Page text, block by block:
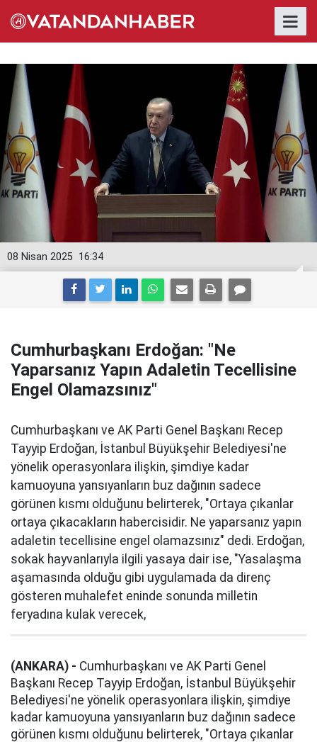
16:34
08 Nisan 2025
Cumhurbaşkanı Erdoğan: "Ne
Yaparsanız Yapın Adaletin Tecellisine
Engel Olamazsınız"
Cumhurbaşkanı ve AK Parti Genel Başkanı Recep
Tayyip Erdoğan, İstanbul Büyükşehir Belediyesi'ne
yönelik operasyonlara ilişkin, şimdiye kadar
kamuoyuna yansıyanların buz dağının sadece
görünen kısmı olduğunu belirterek, "Ortaya çıkanlar
ortaya çıkacakların habercisidir. Ne yaparsanız yapın
adaletin tecellisine engel olamazsınız" dedi. Erdoğan,
sokak hayvanlarıyla ilgili yasaya dair ise, "Yasalaşma
aşamasında olduğu gibi uygulamada da direnç
gösteren muhalefet eninde sonunda milletin
feryadına kulak verecek,
(ANKARA) - Cumhurbaşkanı ve AK Parti Genel
Başkanı Recep Tayyip Erdoğan, İstanbul Büyükşehir
Belediyesi'ne yönelik operasyonlara ilişkin, şimdiye
kadar kamuoyuna yansıyanların buz dağının sadece
görünen kısmı olduğunu belirterek, "Ortaya çıkanlar